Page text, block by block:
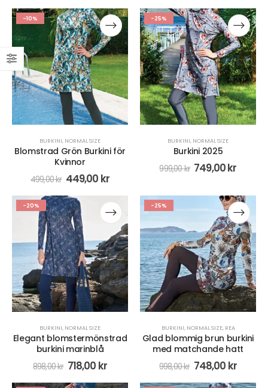
-10%
BURKINI, NORMAL SIZE
Blomstrad Grön Burkini för
Kvinnor
499,00kr 449,00 kr
-25%
BURKINI, NORMAL SIZE
Burkini 2025
999,00kr 749,00kr
-20%
BURKINI, NORMAL SIZE
Elegant blomstermönstrad
burkini marinblå
898,00kr 718,00 kr
-25%
BURKINI, NORMAL SIZE, REA
Glad blommig brun burkini
med matchande hatt
998,00kr 748,00 kr